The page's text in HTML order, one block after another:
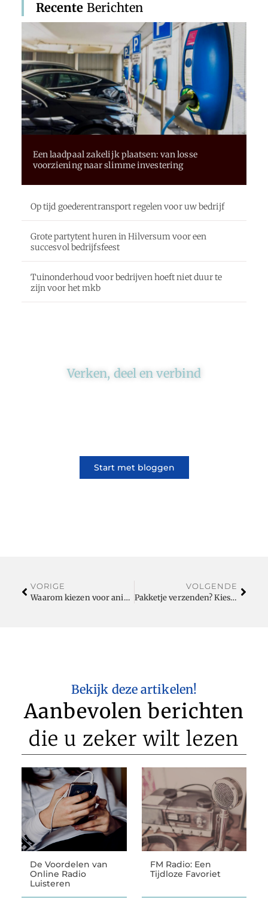
Recente Berichten
Een laadpaal zakelijk plaatsen: van losse
voorziening naar slimme investering
Op tijd goederentransport regelen voor uw bedrijf
Grote partytent huren in Hilversum voor een
succesvol bedrijfsfeest
Tuinonderhoud voor bedrijven hoeft niet duur te
zijn voor het mkb
Verken, deel en verbind
Start met bloggen
VORIGE
Waarom kiezen voor animaties?
VOLGENDE
Pakketje verzenden? Kies voor DHL!
Bekijk deze artikelen!
Aanbevolen berichten
die u zeker wilt lezen
De Voordelen van
Online Radio
Luisteren
FM Radio: Een
Tijdloze Favoriet